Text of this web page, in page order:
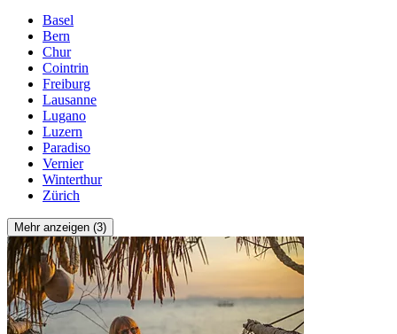
Basel
Bern
Chur
Cointrin
Freiburg
Lausanne
Lugano
Luzern
Paradiso
Vernier
Winterthur
Zürich
Mehr anzeigen (3)